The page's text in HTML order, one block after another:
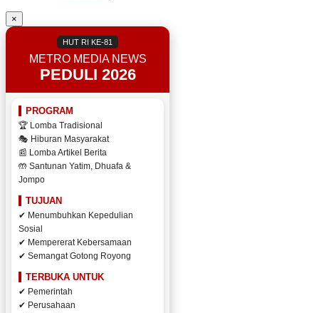
×
HUT RI KE-81
METRO MEDIA NEWS
PEDULI 2026
PROGRAM
🏆 Lomba Tradisional
🎭 Hiburan Masyarakat
📰 Lomba Artikel Berita
🤲 Santunan Yatim, Dhuafa &
Jompo
TUJUAN
✔ Menumbuhkan Kepedulian
Sosial
✔ Mempererat Kebersamaan
✔ Semangat Gotong Royong
TERBUKA UNTUK
✔ Pemerintah
✔ Perusahaan